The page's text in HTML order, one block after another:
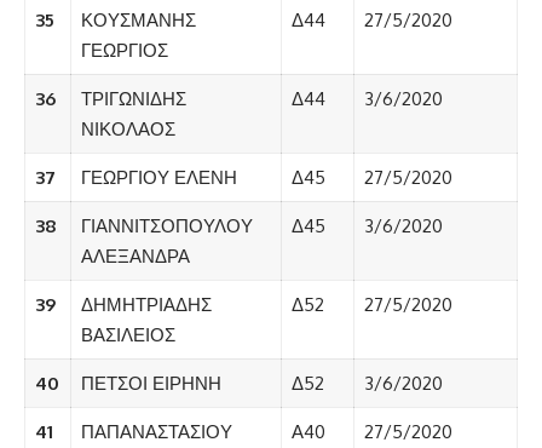
35
ΚΟΥΣΜΑΝΗΣ
ΓΕΩΡΓΙΟΣ
Δ44 27/5/2020
36
ΤΡΙΓΩΝΙΔΗΣ
ΝΙΚΟΛΑΟΣ
Δ44 3/6/2020
37 ΓΕΩΡΓΙΟΥ ΕΛΕΝΗ Δ45 27/5/2020
38
ΓΙΑΝΝΙΤΣΟΠΟΥΛΟΥ
ΑΛΕΞΑΝΔΡΑ
Δ45 3/6/2020
39
ΔΗΜΗΤΡΙΑΔΗΣ
ΒΑΣΙΛΕΙΟΣ
Δ52 27/5/2020
40 ΠΕΤΣΟΙ ΕΙΡΗΝΗ Δ52 3/6/2020
41
ΠΑΠΑΝΑΣΤΑΣΙΟΥ
Α40 27/5/2020